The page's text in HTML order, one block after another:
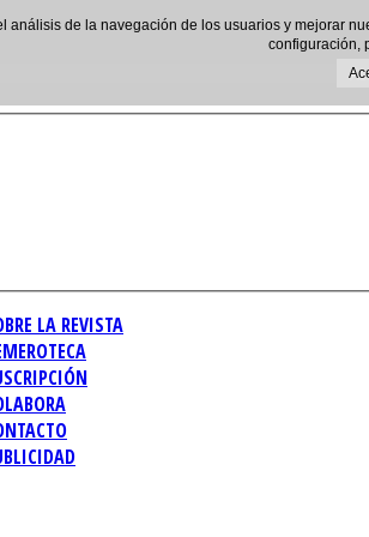
LA REVISTA
de la navegación de los usuarios y mejorar
configuración,